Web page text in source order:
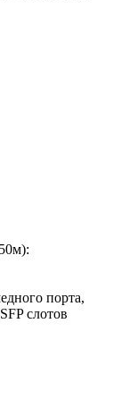
:
порта,
слотов